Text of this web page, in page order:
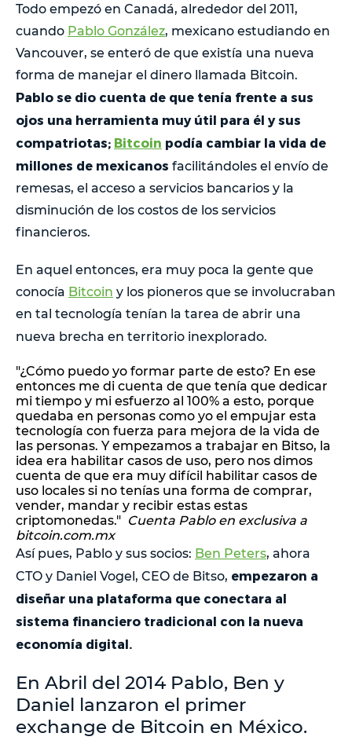
Todo empezó en Canadá, alrededor del 2011,
cuando Pablo González, mexicano estudiando en
Vancouver, se enteró de que existía una nueva
forma de manejar el dinero llamada Bitcoin.
Pablo se dio cuenta de que tenía frente a sus
ojos una herramienta muy útil para él y sus
compatriotas; Bitcoin podía cambiar la vida de
millones de mexicanos facilitándoles el envío de
remesas, el acceso a servicios bancarios y la
disminución de los costos de los servicios
financieros.
En aquel entonces, era muy poca la gente que
conocía Bitcoin y los pioneros que se involucraban
en tal tecnología tenían la tarea de abrir una
nueva brecha en territorio inexplorado.
"¿Cómo puedo yo formar parte de esto? En ese
entonces me di cuenta de que tenía que dedicar
mi tiempo y mi esfuerzo al 100% a esto, porque
quedaba en personas como yo el empujar esta
tecnología con fuerza para mejora de la vida de
las personas. Y empezamos a trabajar en Bitso, la
idea era habilitar casos de uso, pero nos dimos
cuenta de que era muy difícil habilitar casos de
uso locales si no tenías una forma de comprar,
vender, mandar y recibir estas estas
criptomonedas." Cuenta Pablo en exclusiva a
bitcoin.com.mx
Así pues, Pablo y sus socios: Ben Peters, ahora
CTO y Daniel Vogel, CEO de Bitso, empezaron a
diseñar una plataforma que conectara al
sistema financiero tradicional con la nueva
economía digital.
En Abril del 2014 Pablo, Ben y
Daniel lanzaron el primer
exchange de Bitcoin en México.